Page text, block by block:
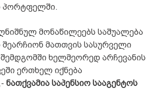
პორტფელში.
მონაწილეებს საშუალება
შეარჩიონ მათთვის სასურველი
ხელმეორედ არჩევანის
ერთხელ იქნება
ნათქვამია საპენსიო სააგენტოს